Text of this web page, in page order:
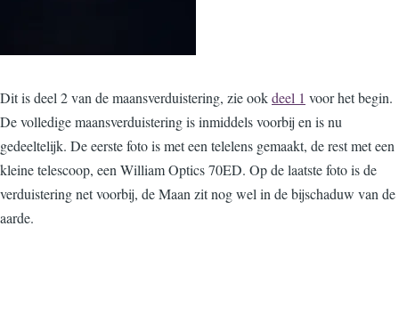
Dit is deel 2 van de maansverduistering, zie ookdeel 1 voor het begin.
De volledige maansverduistering is inmiddels voorbij en is nu
gedeeltelijk. De eerste foto is met een telelens gemaakt, de rest met een
kleine telescoop, een William Optics 70ED. Op de laatste foto is de
verduistering net voorbij, de Maan zit nog wel in de bijschaduw van de
aarde.